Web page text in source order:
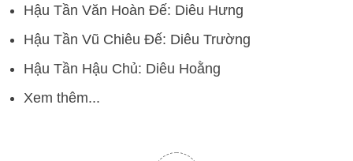
Hậu Tần Văn Hoàn Đế: Diêu Hưng
Hậu Tần Vũ Chiêu Đế: Diêu Trường
Hậu Tần Hậu Chủ: Diêu Hoằng
Xem thêm...